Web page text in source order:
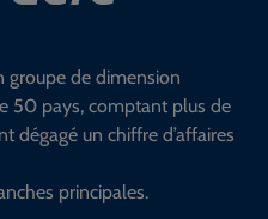
groupe de dimension
50 pays, comptant plus de
un chiffre d’affaires
principales.